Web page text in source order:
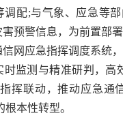
调配;与气象、应急等
预警信息，为前置部
网应急指挥调度系统
时监测与精准研判，
挥联动，推动应急通
根本性转型。